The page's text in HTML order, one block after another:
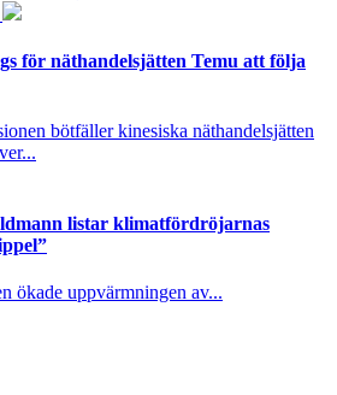
för näthandelsjätten Temu att följa
bötfäller kinesiska näthandelsjätten
listar klimatfördröjarnas
ökade uppvärmningen av...